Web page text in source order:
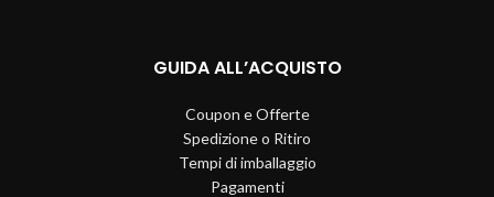
GUIDA ALL’ACQUISTO
Coupon e Offerte
Spedizione o Ritiro
Tempi di imballaggio
Pagamenti